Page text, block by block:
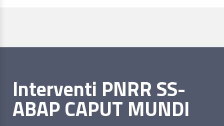
Interventi PNRR SS-
ABAP CAPUT MUNDI